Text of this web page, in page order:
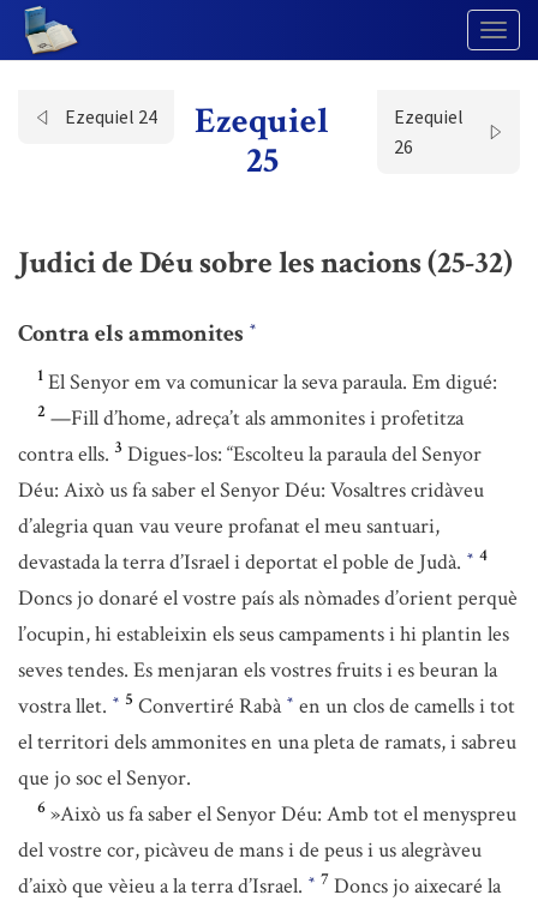
Ezequiel 24
Ezequiel
25
Ezequiel
26
Judici de Déu sobre les nacions (25-32)
Contra els ammonites *
1 El Senyor em va comunicar la seva paraula. Em digué:
2 —Fill d’home, adreça’t als ammonites i profetitza
contra ells. 3 Digues-los: “Escolteu la paraula del Senyor
Déu: Això us fa saber el Senyor Déu: Vosaltres cridàveu
d’alegria quan vau veure profanat el meu santuari,
devastada la terra d’Israel i deportat el poble de Judà. * 4
Doncs jo donaré el vostre país als nòmades d’orient perquè
l’ocupin, hi estableixin els seus campaments i hi plantin les
seves tendes. Es menjaran els vostres fruits i es beuran la
vostra llet. * 5 Convertiré Rabà * en un clos de camells i tot
el territori dels ammonites en una pleta de ramats, i sabreu
que jo soc el Senyor.
6 »Això us fa saber el Senyor Déu: Amb tot el menyspreu
del vostre cor, picàveu de mans i de peus i us alegràveu
d’això que vèieu a la terra d’Israel. * 7 Doncs jo aixecaré la